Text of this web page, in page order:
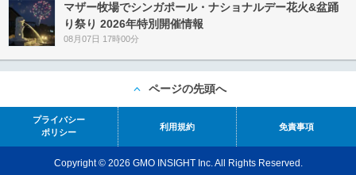
マザー牧場でシンガポール・ナショナルデー花火&盆踊
り祭り 2026年特別開催情報
08月07日 17時00分
ページの先頭へ
プライバシー
ポリシー
利用規約 免責事項
Copyright © 2026 GMO INSIGHT Inc. All Rights Reserved.